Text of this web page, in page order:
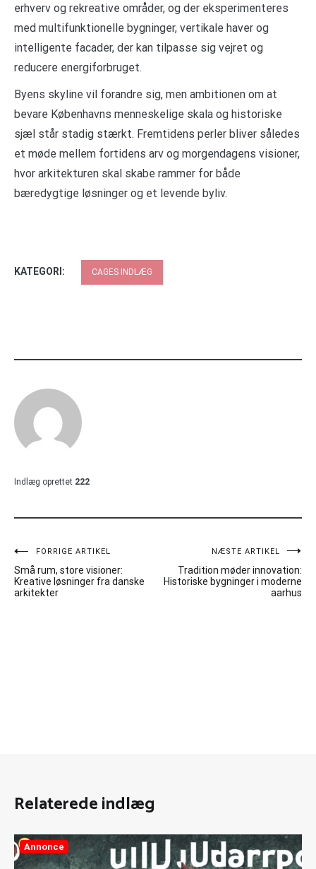
erhverv og rekreative områder, og der eksperimenteres
med multifunktionelle bygninger, vertikale haver og
intelligente facader, der kan tilpasse sig vejret og
reducere energiforbruget.
Byens skyline vil forandre sig, men ambitionen om at
bevare Københavns menneskelige skala og historiske
sjæl står stadig stærkt. Fremtidens perler bliver således
et møde mellem fortidens arv og morgendagens visioner,
hvor arkitekturen skal skabe rammer for både
bæredygtige løsninger og et levende byliv.
KATEGORI: CAGES INDLÆG
Indlæg oprettet 222
Indlægsnavigation
FORRIGE ARTIKEL
Små rum, store visioner:
Kreative løsninger fra danske
arkitekter
NÆSTE ARTIKEL
Tradition møder innovation:
Historiske bygninger i moderne
aarhus
Relaterede indlæg
Annonce